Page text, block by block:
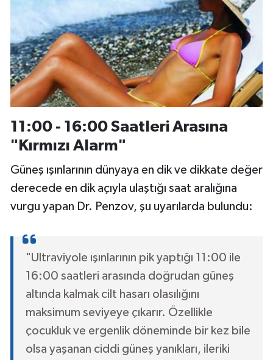
11:00 - 16:00 Saatleri Arasına
"Kırmızı Alarm"
Güneş ışınlarının dünyaya en dik ve dikkate değer
derecede en dik açıyla ulaştığı saat aralığına
vurgu yapan Dr. Penzov, şu uyarılarda bulundu:
"Ultraviyole ışınlarının pik yaptığı 11:00 ile
16:00 saatleri arasında doğrudan güneş
altında kalmak cilt hasarı olasılığını
maksimum seviyeye çıkarır. Özellikle
çocukluk ve ergenlik döneminde bir kez bile
olsa yaşanan ciddi güneş yanıkları, ileriki